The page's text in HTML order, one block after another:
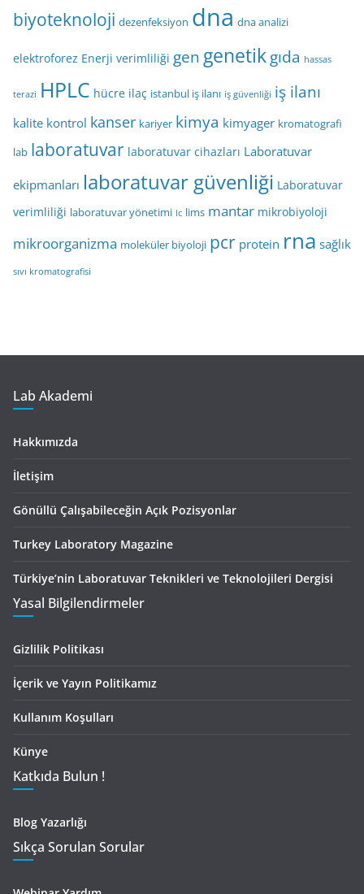
biyoteknoloji dezenfeksiyon dna dna analizi
elektroforez Enerji verimliliği gen genetikgıda hassas
terazi HPLC hücre ilaç istanbul iş ilanı iş güvenliği iş ilanı
kalite kontrol kanser kariyer kimya kimyager kromatografi
lab laboratuvar laboratuvar cihazları Laboratuvar
ekipmanları laboratuvar güvenliği Laboratuvar
verimliliği laboratuvar yönetimi lc lims mantar mikrobiyoloji
mikroorganizma moleküler biyoloji pcr protein rna sağlık
sıvı kromatografisi
Lab Akademi
Hakkımızda
İletişim
Gönüllü Çalışabileceğin Açık Pozisyonlar
Turkey Laboratory Magazine
Türkiye’nin Laboratuvar Teknikleri ve Teknolojileri Dergisi
Yasal Bilgilendirmeler
Gizlilik Politikası
İçerik ve Yayın Politikamız
Kullanım Koşulları
Künye
Katkıda Bulun !
Blog Yazarlığı
Sıkça Sorulan Sorular